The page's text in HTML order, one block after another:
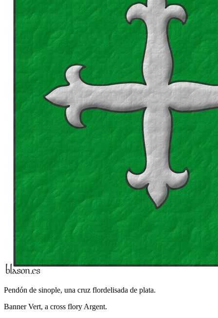
Pendón de sinople, una cruz flordelisada de plata.
Banner Vert, a cross flory Argent.